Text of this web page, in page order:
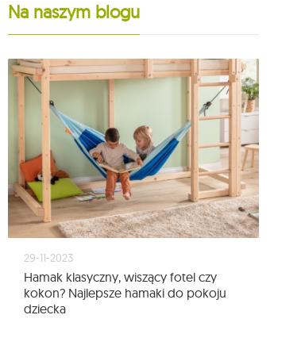
Na naszym blogu
29-11-2023
Hamak klasyczny, wiszący fotel czy
kokon? Najlepsze hamaki do pokoju
dziecka